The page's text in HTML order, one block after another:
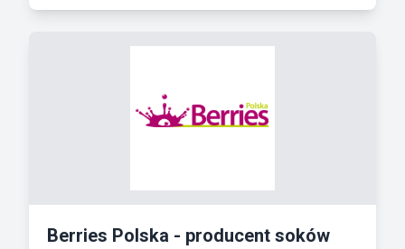
Berries Polska - producent soków